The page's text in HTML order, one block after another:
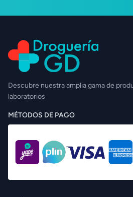
Descubre nuestra amplia gama de
laboratorios
MÉTODOS DE PAGO